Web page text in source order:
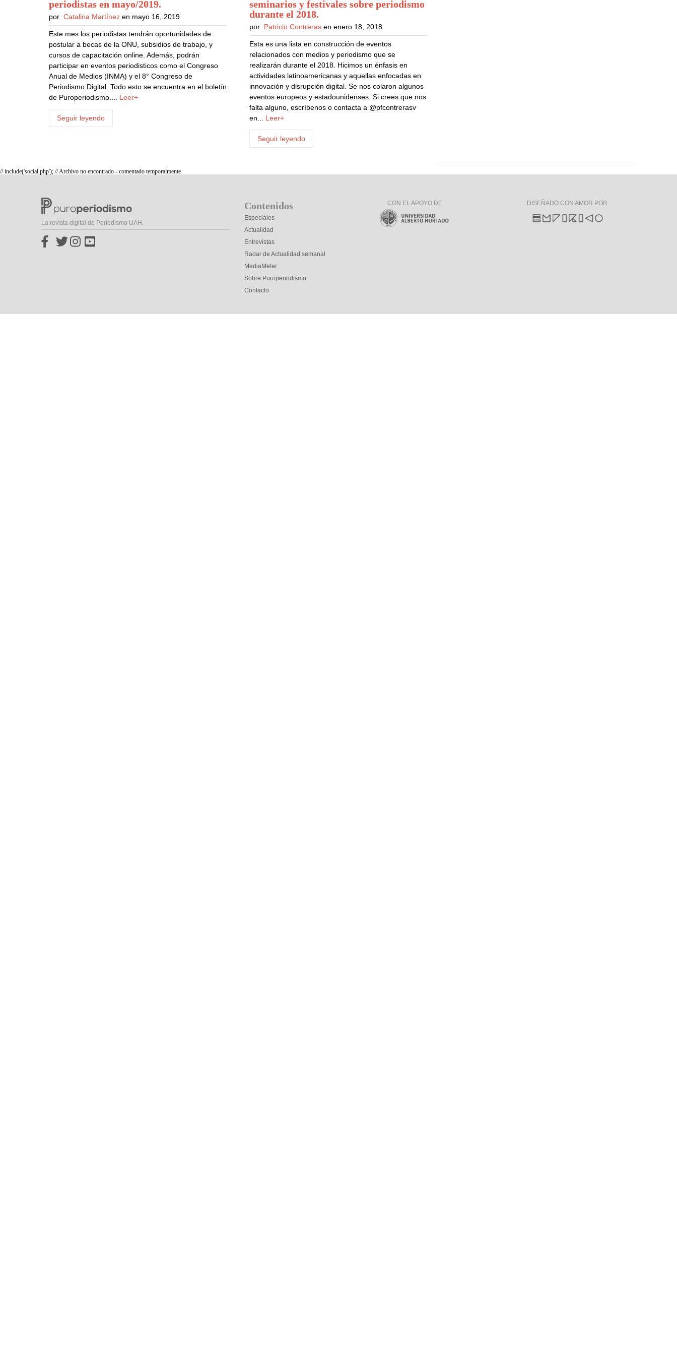
periodistas en mayo/2019.
porCatalina Martínez en mayo 16, 2019
Este mes los periodistas tendrán oportunidades de
postular a becas de la ONU, subsidios de trabajo, y
cursos de capacitación online. Además, podrán
participar en eventos periodisticos como el Congreso
Anual de Medios (INMA) y el 8° Congreso de
Periodismo Digital. Todo esto se encuentra en el boletín
de Puroperiodismo.... Leer+
Seguir leyendo
seminarios y festivales sobre periodismo
durante el 2018.
por Patricio Contreras en enero 18, 2018
Esta es una lista en construcción de eventos
relacionados con medios y periodismo que se
realizarán durante el 2018. Hicimos un énfasis en
actividades latinoamericanas y aquellas enfocadas en
innovación y disrupción digital. Se nos colaron algunos
eventos europeos y estadounidenses. Si crees que nos
falta alguno, escríbenos o contacta a @pfcontrerasv
en... Leer+
Seguir leyendo
// include('social.php'); // Archivo no encontrado - comentado temporalmente
La revista digital de Periodismo UAH.
Contenidos
Especiales
Actualidad
Entrevistas
Radar de Actualidad semanal
MediaMeter
Sobre Puroperiodismo
Contacto
CON EL APOYO DE DISEÑADO CON AMOR POR